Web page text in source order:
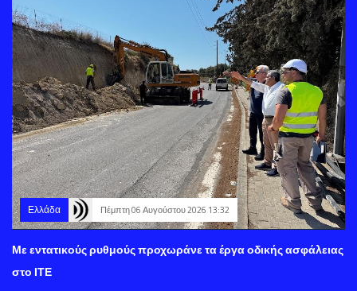
Ελλάδα Πέμπτη 06 Αυγούστου 2026 13:32
Με εντατικούς ρυθμούς προχωράνε τα έργα οδικής ασφάλειας
στο ΙΤΕ